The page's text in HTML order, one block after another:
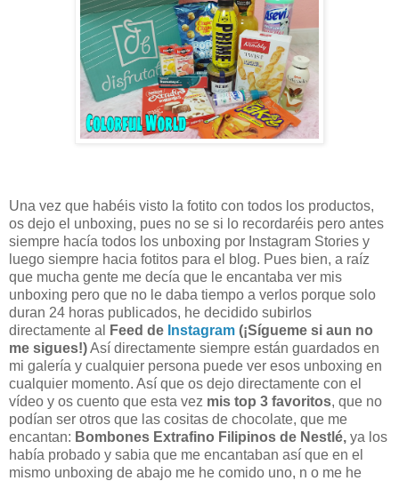
Una vez que habéis visto la fotito con todos los productos,
os dejo el unboxing, pues no se si lo recordaréis pero antes
siempre hacía todos los unboxing por Instagram Stories y
luego siempre hacia fotitos para el blog. Pues bien, a raíz
que mucha gente me decía que le encantaba ver mis
unboxing pero que no le daba tiempo a verlos porque solo
duran 24 horas publicados, he decidido subirlos
directamente al
Feed de Instagram (¡Sígueme si aun no
me sigues!)Así directamente siempre están guardados en
mi galería y cualquier persona puede ver esos unboxing en
cualquier momento. Así que os dejo directamente con el
vídeo y os cuento que esta vez mis top 3 favoritos, que no
podían ser otros que las cositas de chocolate, que me
encantan: Bombones Extrafino Filipinos de Nestlé, ya los
había probado y sabia que me encantaban así que en el
mismo unboxing de abajo me he comido uno, n o me he